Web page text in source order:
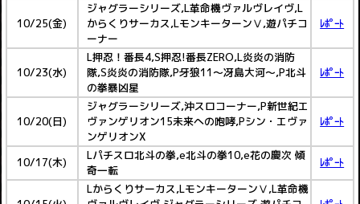
10/25(金)
ジャグラーシリーズ,L革命機ヴァルヴレイヴ,L
からくりサーカス,LモンキーターンⅤ,遊パチコ
ーナー
ﾚﾎﾟｰﾄ
10/23(水)
L押忍！番長4,S押忍!番長ZERO,L炎炎の消防
隊,S炎炎の消防隊,P牙狼11～冴島大河～,P北斗
の拳暴凶星
ﾚﾎﾟｰﾄ
10/20(日)
ジャグラーシリーズ,沖スロコーナー,P新世紀エ
ヴァンゲリオン15未来への咆哮,Pシン・エヴァ
ンゲリオンX
ﾚﾎﾟｰﾄ
10/17(木)
Lパチスロ北斗の拳,e北斗の拳10,e花の慶次 傾
奇一転
ﾚﾎﾟｰﾄ
Lからくりサーカス,LモンキーターンⅤ,L革命機